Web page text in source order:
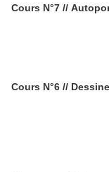
Cours N°7 //
Cours N°6 //